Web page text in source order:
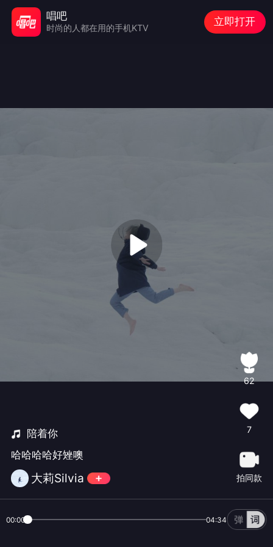
陪着你
哈哈哈哈好矬噢
大莉Silvia
62
7
拍同款
00:00 04:34
唱吧
时尚的人都在用的手机KTV
立即打开